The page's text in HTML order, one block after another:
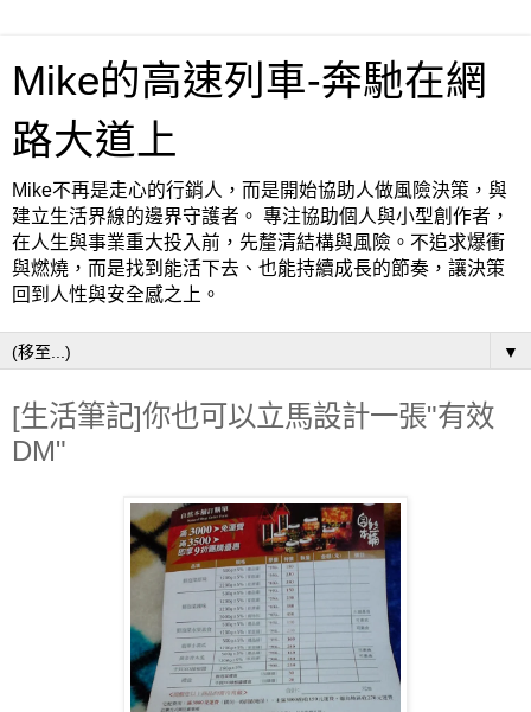
Mike的高速列車-奔馳在網
路大道上
Mike不再是走心的行銷人，而是開始協助人做風險決策，與
建立生活界線的邊界守護者。 專注協助個人與小型創作者，
在人生與事業重大投入前，先釐清結構與風險。不追求爆衝
與燃燒，而是找到能活下去、也能持續成長的節奏，讓決策
回到人性與安全感之上。
▼
[生活筆記]你也可以立馬設計一張"有效
DM"